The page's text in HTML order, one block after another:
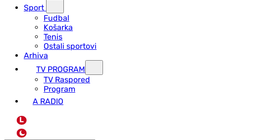
Sport
Fudbal
Košarka
Tenis
Ostali sportovi
Arhiva
TV PROGRAM
ТV Raspored
Program
A RADIO
L